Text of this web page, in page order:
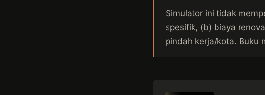
Simulator ini tidak
spesifik, (b) biaya
pindah kerja/kota. Buku